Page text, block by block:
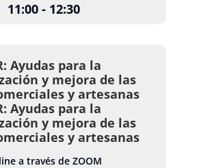
11:00 - 12:30
Ayudas para la
y mejora de las
y artesanas
Ayudas para la
y mejora de las
y artesanas
a través de ZOOM